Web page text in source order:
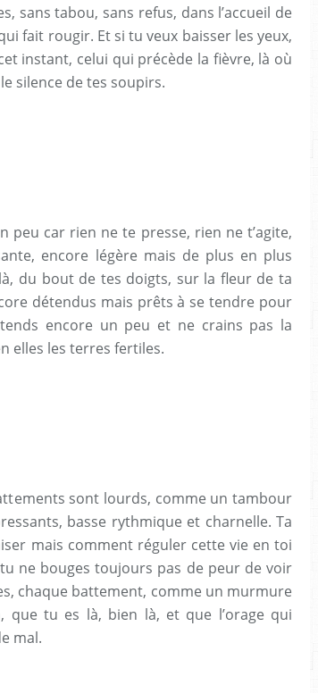
sans tabou, sans refus, dans l’accueil de
fait rougir. Et si tu veux baisser les yeux,
instant, celui qui précède la fièvre, là où
silence de tes soupirs.
peu car rien ne te presse, rien ne t’agite,
encore légère mais de plus en plus
du bout de tes doigts, sur la fleur de ta
détendus mais prêts à se tendre pour
encore un peu et ne crains pas la
elles les terres fertiles.
sont lourds, comme un tambour
basse rythmique et charnelle. Ta
mais comment réguler cette vie en toi
tu ne bouges toujours pas de peur de voir
chaque battement, comme un murmure
tu es là, bien là, et que l’orage qui
mal.